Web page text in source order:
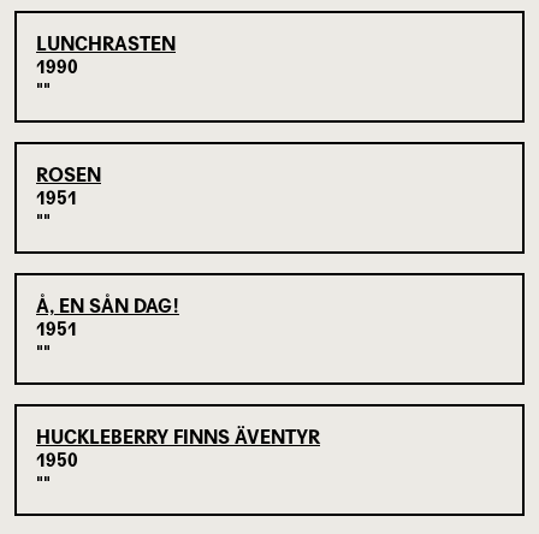
LUNCHRASTEN
1990
ROSEN
1951
Å, EN SÅN DAG!
1951
HUCKLEBERRY FINNS ÄVENTYR
1950